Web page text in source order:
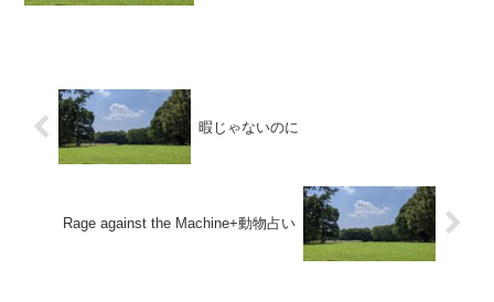
暇じゃないのに
Rage against the Machine+動物占い